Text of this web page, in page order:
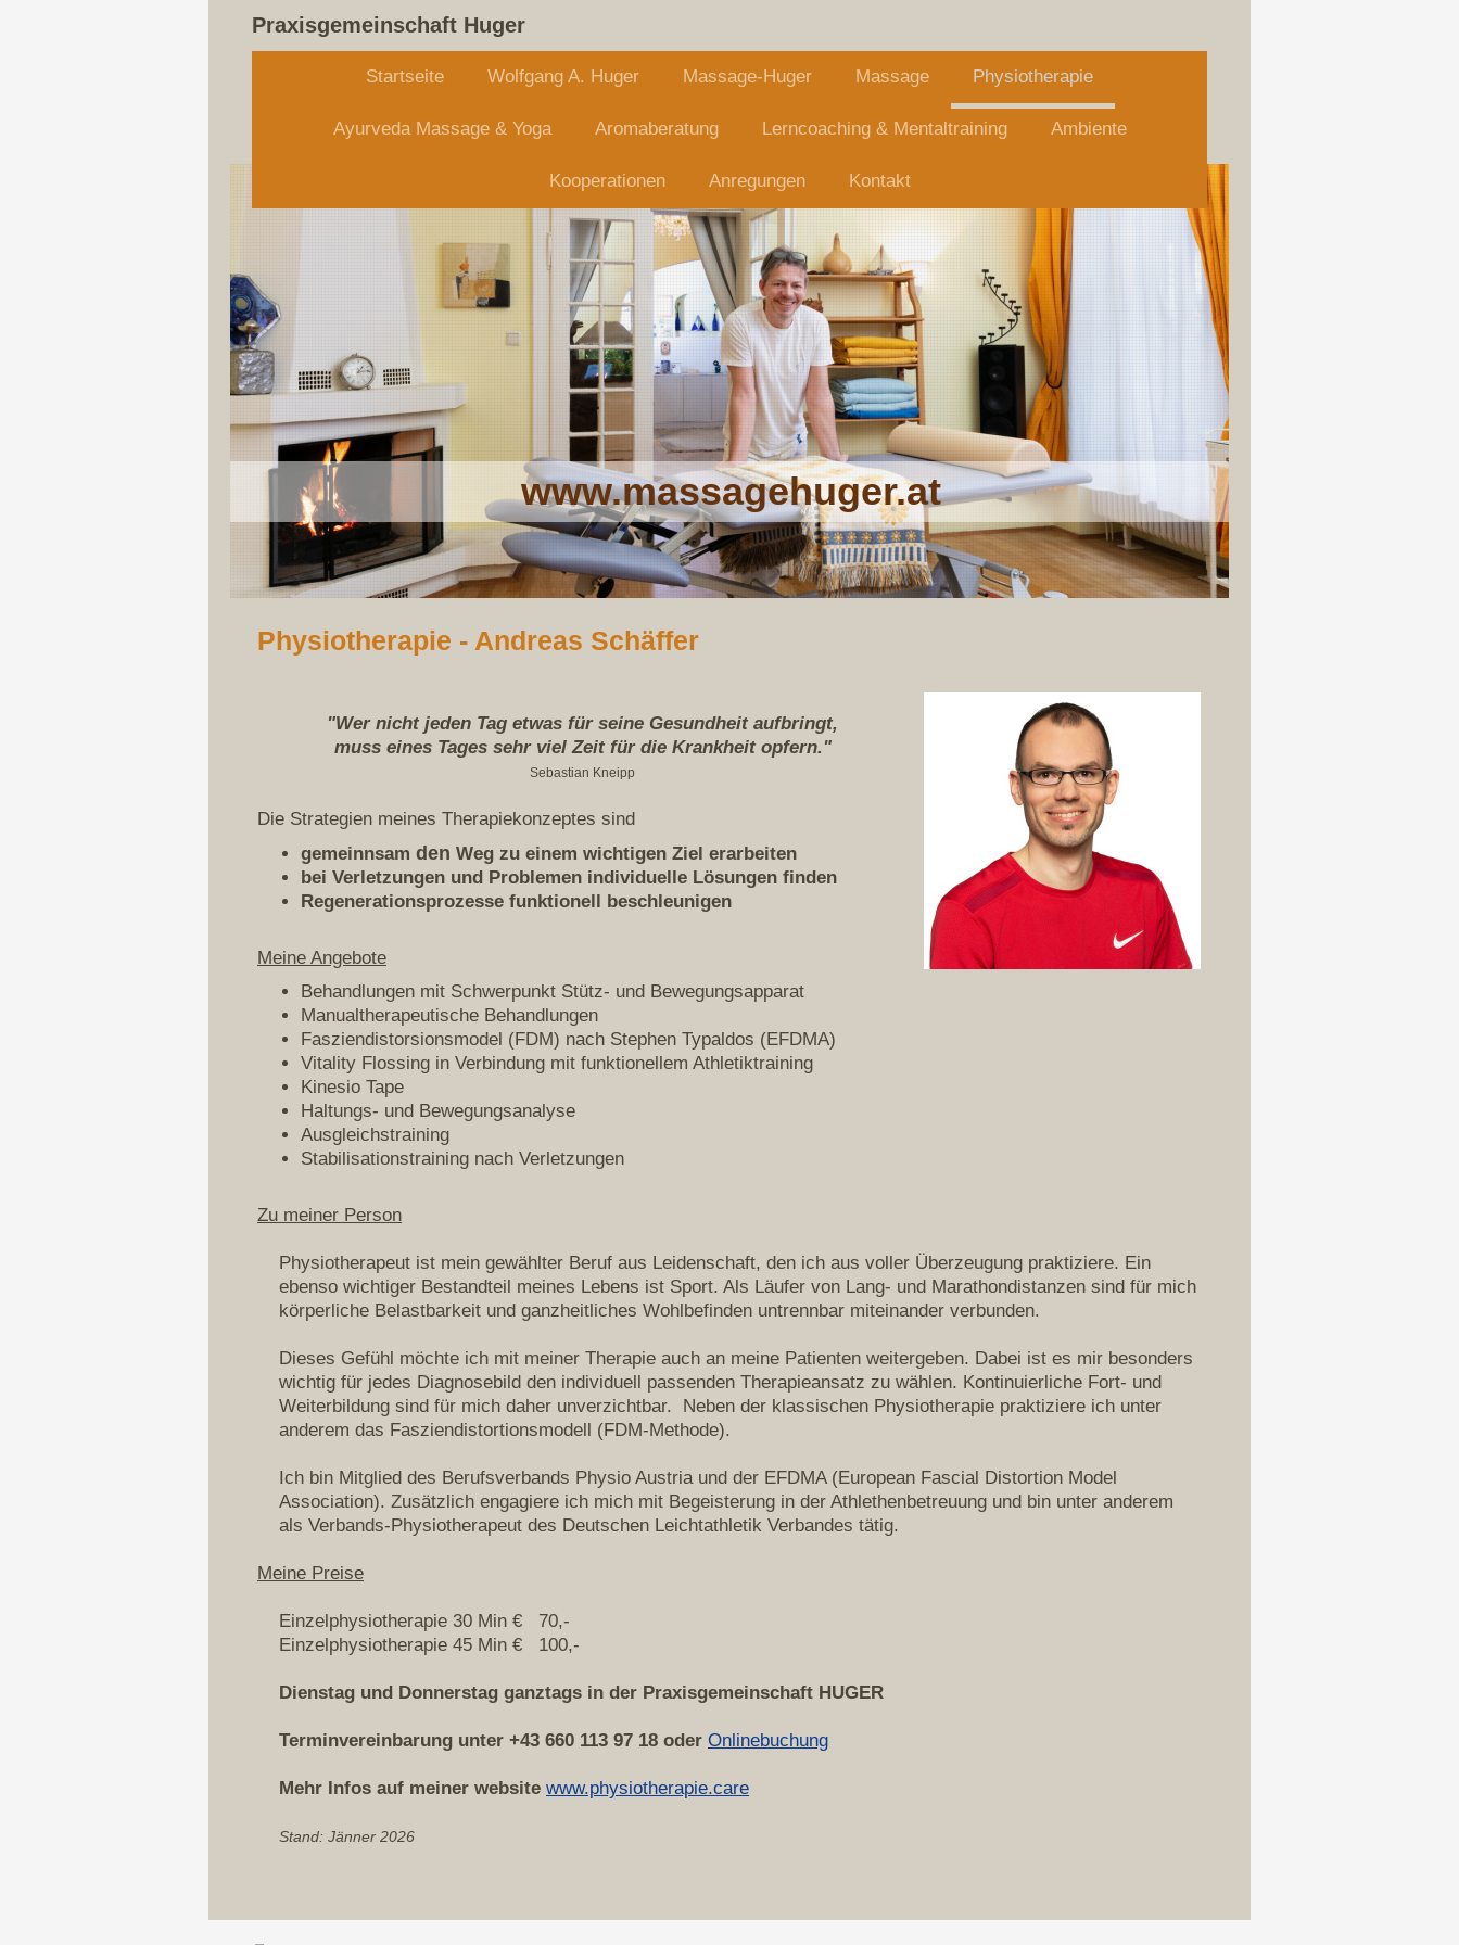
Praxisgemeinschaft Huger
Startseite Wolfgang A. Huger Massage-Huger Massage Physiotherapie
Ayurveda Massage & Yoga Aromaberatung Lerncoaching & Mentaltraining Ambiente
Kooperationen Anregungen Kontakt
www.massagehuger.at
Physiotherapie - Andreas Schäffer
"Wer nicht jeden Tag etwas für seine Gesundheit aufbringt,
muss eines Tages sehr viel Zeit für die Krankheit opfern."
Sebastian Kneipp
Die Strategien meines Therapiekonzeptes sind
gemeinnsam den Weg zu einem wichtigen Ziel erarbeiten
bei Verletzungen und Problemen individuelle Lösungen finden
Regenerationsprozesse funktionell beschleunigen
Meine Angebote
Behandlungen mit Schwerpunkt Stütz- und Bewegungsapparat
Manualtherapeutische Behandlungen
Fasziendistorsionsmodel (FDM) nach Stephen Typaldos (EFDMA)
Vitality Flossing in Verbindung mit funktionellem Athletiktraining
Kinesio Tape
Haltungs- und Bewegungsanalyse
Ausgleichstraining
Stabilisationstraining nach Verletzungen
Zu meiner Person
Physiotherapeut ist mein gewählter Beruf aus Leidenschaft, den ich aus voller Überzeugung praktiziere. Ein
ebenso wichtiger Bestandteil meines Lebens ist Sport. Als Läufer von Lang- und Marathondistanzen sind für mich
körperliche Belastbarkeit und ganzheitliches Wohlbefinden untrennbar miteinander verbunden.
Dieses Gefühl möchte ich mit meiner Therapie auch an meine Patienten weitergeben. Dabei ist es mir besonders
wichtig für jedes Diagnosebild den individuell passenden Therapieansatz zu wählen. Kontinuierliche Fort- und
Weiterbildung sind für mich daher unverzichtbar. Neben der klassischen Physiotherapie praktiziere ich unter
anderem das Fasziendistortionsmodell (FDM-Methode).
Ich bin Mitglied des Berufsverbands Physio Austria und der EFDMA (European Fascial Distortion Model
Association). Zusätzlich engagiere ich mich mit Begeisterung in der Athlethenbetreuung und bin unter anderem
als Verbands-Physiotherapeut des Deutschen Leichtathletik Verbandes tätig.
Meine Preise
Einzelphysiotherapie 30 Min € 70,-
Einzelphysiotherapie 45 Min € 100,-
Dienstag und Donnerstag ganztags in der Praxisgemeinschaft HUGER
Terminvereinbarung unter +43 660 113 97 18 oder Onlinebuchung
Mehr Infos auf meiner website www.physiotherapie.care
Stand: Jänner 2026